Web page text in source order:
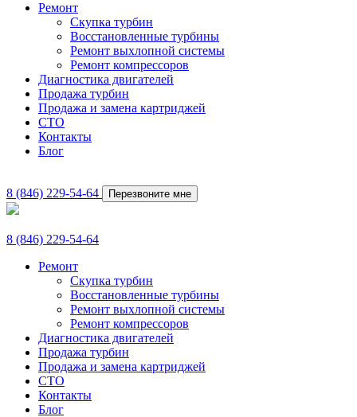
Ремонт
Скупка турбин
Восстановленные турбины
Ремонт выхлопной системы
Ремонт компрессоров
Диагностика двигателей
Продажа турбин
Продажа и замена картриджей
СТО
Контакты
Блог
8 (846) 229-54-64 Перезвоните мне
8 (846) 229-54-64
Ремонт
Скупка турбин
Восстановленные турбины
Ремонт выхлопной системы
Ремонт компрессоров
Диагностика двигателей
Продажа турбин
Продажа и замена картриджей
СТО
Контакты
Блог